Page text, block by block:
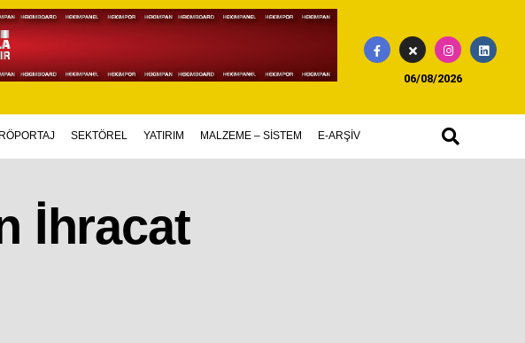
06/08/2026
RÖPORTAJ SEKTÖREL YATIRIM MALZEME – SİSTEM E-ARŞİV
İhracat